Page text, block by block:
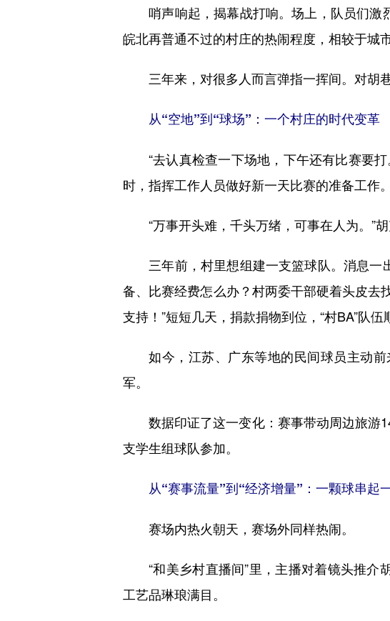
哨声响起，揭幕战打响。场上，队员们激
皖北再普通不过的村庄的热闹程度，相较于城
三年来，对很多人而言弹指一挥间。对胡巷
从“空地”到“球场”：一个村庄的时代变革
“去认真检查一下场地，下午还有比赛要打
时，指挥工作人员做好新一天比赛的准备工作。
“万事开头难，千头万绪，可事在人为。”胡
三年前，村里想组建一支篮球队。消息一
备、比赛经费怎么办？村两委干部硬着头皮去
支持！”短短几天，捐款捐物到位，“村BA”队
如今，江苏、广东等地的民间球员主动前
军。
数据印证了这一变化：赛事带动周边旅游
支学生组球队参加。
从“赛事流量”到“经济增量”：一颗球串起
赛场内热火朝天，赛场外同样热闹。
“和美乡村直播间”里，主播对着镜头推介
工艺品琳琅满目。